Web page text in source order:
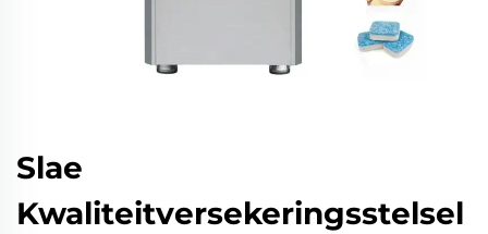
Slae
Kwaliteitversekeringsstelsel